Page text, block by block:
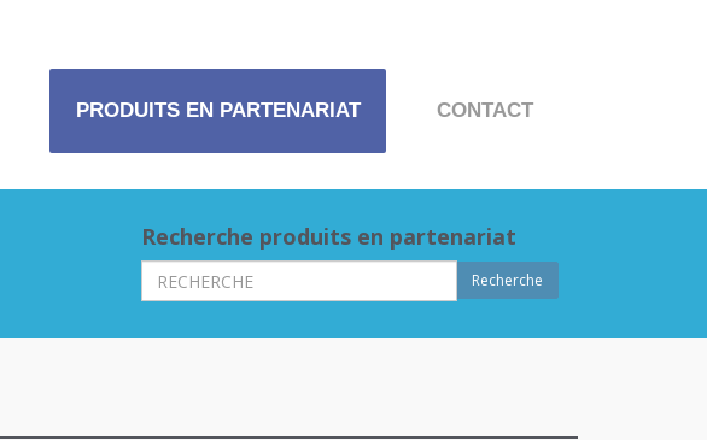
PRODUITS EN PARTENARIAT CONTACT
Recherche produits en partenariat
Recherche